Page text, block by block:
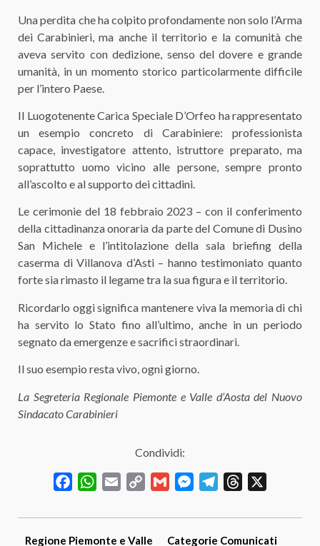
Una perdita che ha colpito profondamente non solo l’Arma
dei Carabinieri, ma anche il territorio e la comunità che
aveva servito con dedizione, senso del dovere e grande
umanità, in un momento storico particolarmente difficile
per l’intero Paese.
Il Luogotenente Carica Speciale D’Orfeo ha rappresentato
un esempio concreto di Carabiniere: professionista
capace, investigatore attento, istruttore preparato, ma
soprattutto uomo vicino alle persone, sempre pronto
all’ascolto e al supporto dei cittadini.
Le cerimonie del 18 febbraio 2023 – con il conferimento
della cittadinanza onoraria da parte del Comune di Dusino
San Michele e l’intitolazione della sala briefing della
caserma di Villanova d’Asti – hanno testimoniato quanto
forte sia rimasto il legame tra la sua figura e il territorio.
Ricordarlo oggi significa mantenere viva la memoria di chi
ha servito lo Stato fino all’ultimo, anche in un periodo
segnato da emergenze e sacrifici straordinari.
Il suo esempio resta vivo, ogni giorno.
La Segreteria Regionale Piemonte e Valle d’Aosta del Nuovo
Sindacato Carabinieri
Condividi:
FacebookWhatsApp
Email
Copy
Gmail MessengerTelegramThreads
Regione Piemonte e Valle Categorie Comunicati